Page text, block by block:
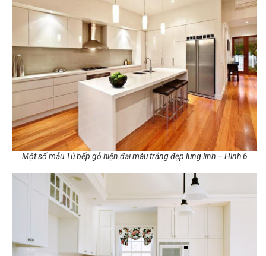
Một số mẫu Tủ bếp gỗ hiện đại màu trắng đẹp lung linh – Hình 6